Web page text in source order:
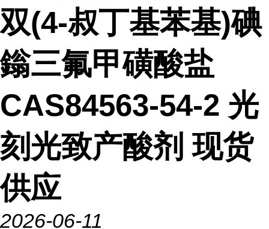
双(4-叔丁基苯基)碘
鎓三氟甲磺酸盐
CAS84563-54-2 光
刻光致产酸剂 现货
供应
2026-06-11